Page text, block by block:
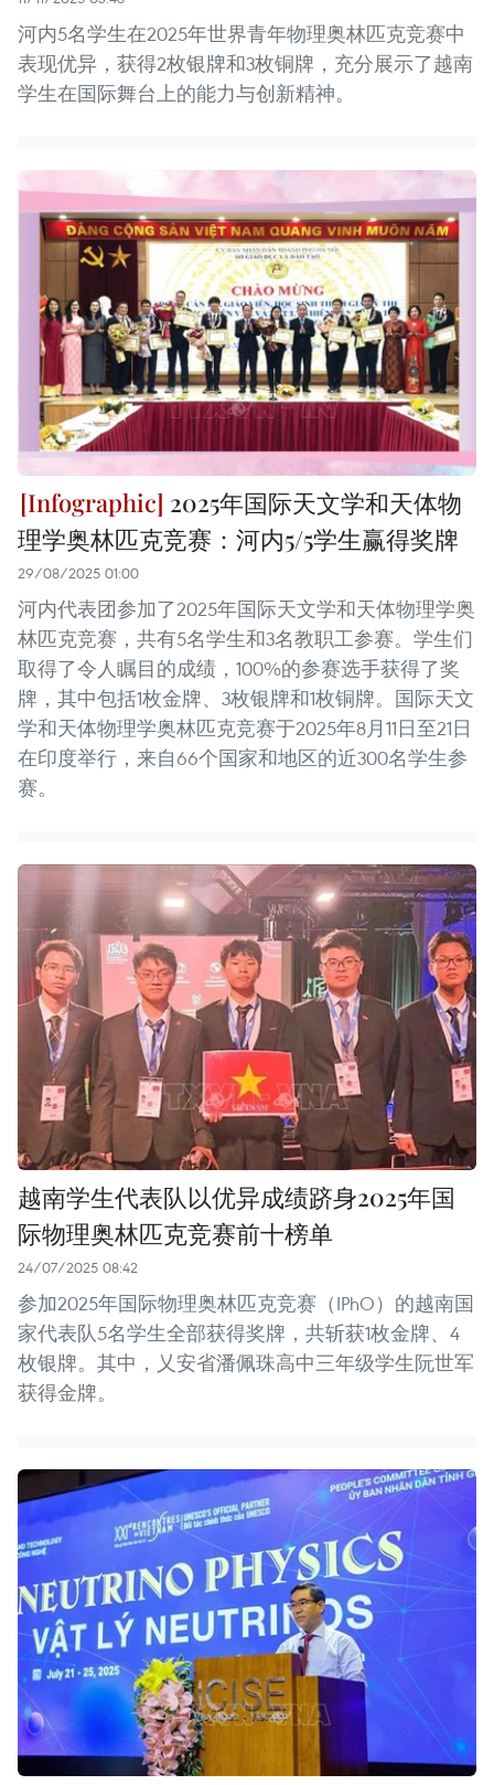
河内5名学生在2025年世界青年物理奥林匹克竞赛中
表现优异，获得2枚银牌和3枚铜牌，充分展示了越南
学生在国际舞台上的能力与创新精神。
2025年国际天文学和天体物
理学奥林匹克竞赛：河内5/5学生赢得奖牌
29/08/2025 01:00
河内代表团参加了2025年国际天文学和天体物理学奥
林匹克竞赛，共有5名学生和3名教职工参赛。学生们
取得了令人瞩目的成绩，100%的参赛选手获得了奖
牌，其中包括1枚金牌、3枚银牌和1枚铜牌。国际天文
学和天体物理学奥林匹克竞赛于2025年8月11日至21日
在印度举行，来自66个国家和地区的近300名学生参
赛。
越南学生代表队以优异成绩跻身2025年国
际物理奥林匹克竞赛前十榜单
24/07/2025 08:42
参加2025年国际物理奥林匹克竞赛（IPhO）的越南国
家代表队5名学生全部获得奖牌，共斩获1枚金牌、4
枚银牌。其中，乂安省潘佩珠高中三年级学生阮世军
获得金牌。